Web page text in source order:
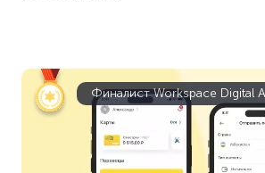
Финалист Workspace Digital